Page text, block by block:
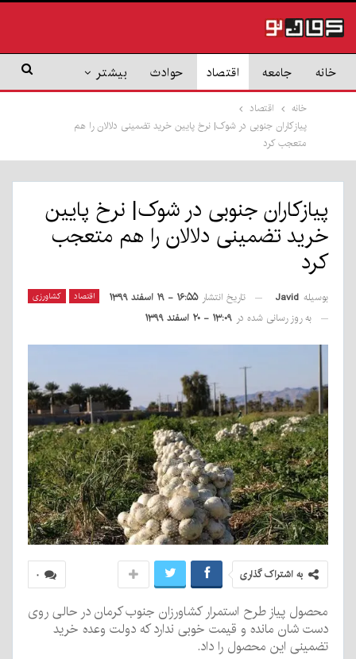
خانه جامعه اقتصاد حوادث بیشتر
خانه
اقتصاد
پیازکاران جنوبی در شوک| نرخ پایین خرید تضمینی دلالان را هم
متعجب کرد
پیازکاران جنوبی در شوک| نرخ پایین
خرید تضمینی دلالان را هم متعجب
کرد
اقتصاد کشاورزی بوسیله Javid تاریخ انتشار ۱۶:۵۵ - ۱۹ اسفند ۱۳۹۹
به روز رسانی شده در ۱۳:۰۹ - ۲۰ اسفند ۱۳۹۹
۰ به اشتراک گذاری
محصول پیاز طرح استمرار کشاورزان جنوب کرمان در حالی روی
دست شان مانده و قیمت خوبی ندارد که دولت وعده خرید
تضمینی این محصول را داد.